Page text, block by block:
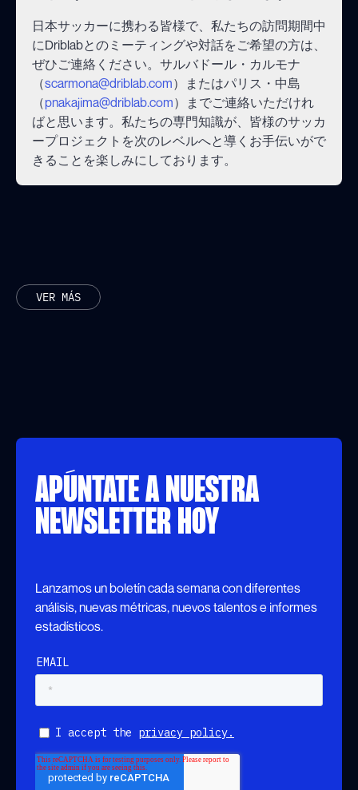
日本サッカーに携わる皆様で、私たちの訪問期間中
にDriblabとのミーティングや対話をご希望の方は、
ぜひご連絡ください。サルバドール・カルモナ
（scarmona@driblab.com）またはパリス・中島
（pnakajima@driblab.com）までご連絡いただけれ
ばと思います。私たちの専門知識が、皆様のサッカ
ープロジェクトを次のレベルへと導くお手伝いがで
きることを楽しみにしております。
ARTÍCULOS RELACIONADOS
VER MÁS
APÚNTATE A NUESTRA
NEWSLETTER HOY
Lanzamos un boletín cada semana con diferentes
análisis, nuevas métricas, nuevos talentos e informes
estadísticos.